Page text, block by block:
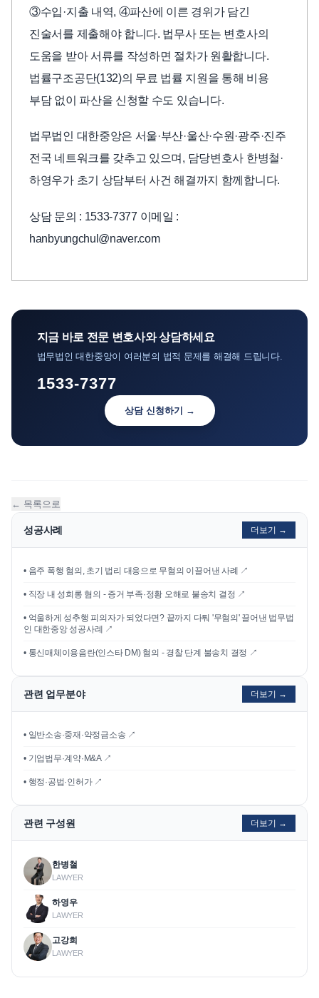
③수입·지출 내역, ④파산에 이른 경위가 담긴
진술서를 제출해야 합니다. 법무사 또는 변호사의
도움을 받아 서류를 작성하면 절차가 원활합니다.
법률구조공단(132)의 무료 법률 지원을 통해 비용
부담 없이 파산을 신청할 수도 있습니다.
법무법인 대한중앙은 서울·부산·울산·수원·광주·진주
전국 네트워크를 갖추고 있으며, 담당변호사 한병철·
하영우가 초기 상담부터 사건 해결까지 함께합니다.
상담 문의 : 1533-7377 이메일 :
hanbyungchul@naver.com
지금 바로 전문 변호사와 상담하세요
법무법인 대한중앙이 여러분의 법적 문제를 해결해 드립니다.
1533-7377
상담 신청하기 →
← 목록으로
성공사례 더보기 →
• 음주 폭행 혐의, 초기 법리 대응으로 무혐의 이끌어낸 사례 ↗
• 직장 내 성희롱 혐의 - 증거 부족·정황 오해로 불송치 결정 ↗
• 억울하게 성추행 피의자가 되었다면? 끝까지 다퉈 '무혐의' 끌어낸 법무법
인 대한중앙 성공사례 ↗
• 통신매체이용음란(인스타 DM) 혐의 - 경찰 단계 불송치 결정 ↗
관련 업무분야 더보기 →
• 일반소송·중재·약정금소송 ↗
• 기업법무·계약·M&A ↗
• 행정·공법·인허가 ↗
관련 구성원 더보기 →
한병철
LAWYER
하영우
LAWYER
고강희
LAWYER